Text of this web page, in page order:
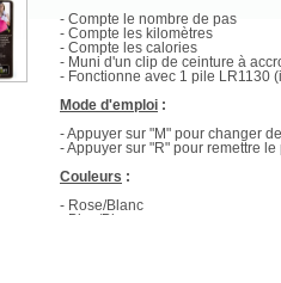
- Compte le nombre de pas
- Compte les kilomètres
- Compte les calories
- Muni d'un clip de ceinture à
- Fonctionne avec 1 pile LR1130
Mode d'emploi :
- Appuyer sur "M" pour changer
- Appuyer sur "R" pour remettre
Couleurs :
- Rose/Blanc
- Bleu/Blanc